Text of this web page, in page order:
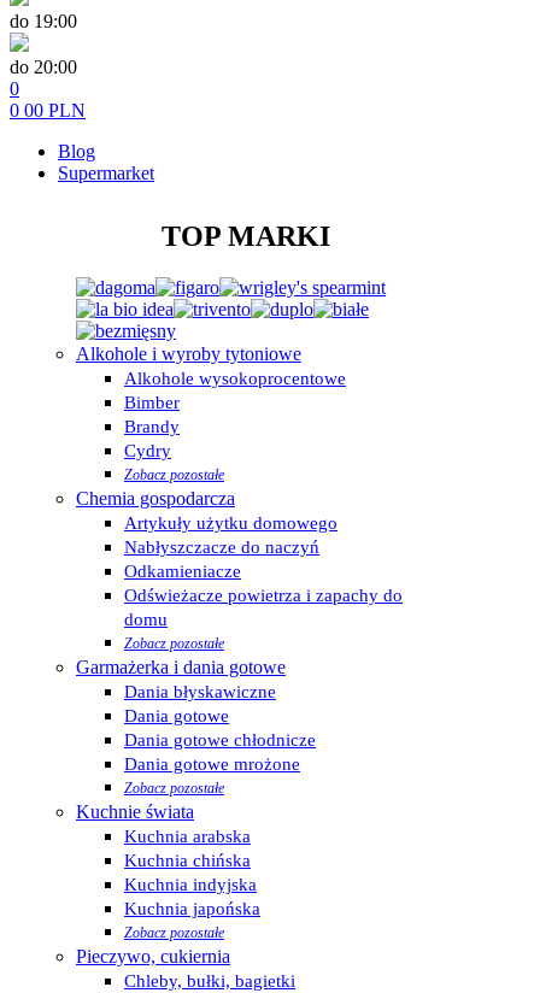
do 19:00
do 20:00
0
0 00 PLN
Blog
Supermarket
TOP MARKI
Alkohole i wyroby tytoniowe
Alkohole wysokoprocentowe
Bimber
Brandy
Cydry
Zobacz pozostałe
Chemia gospodarcza
Artykuły użytku domowego
Nabłyszczacze do naczyń
Odkamieniacze
Odświeżacze powietrza i zapachy do
domu
Zobacz pozostałe
Garmażerka i dania gotowe
Dania błyskawiczne
Dania gotowe
Dania gotowe chłodnicze
Dania gotowe mrożone
Zobacz pozostałe
Kuchnie świata
Kuchnia arabska
Kuchnia chińska
Kuchnia indyjska
Kuchnia japońska
Zobacz pozostałe
Pieczywo, cukiernia
Chleby, bułki, bagietki